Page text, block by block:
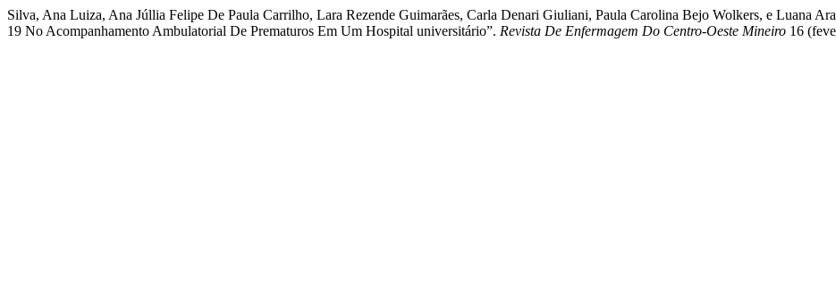
Silva, Ana Luiza, Ana Júllia Felipe De Paula Carrilho, Lara Rezende Guimarães, Carla Denari Giuliani, Paula Carolina Bejo Wolkers, e Luana
19 No Acompanhamento Ambulatorial De Prematuros Em Um Hospital universitário”. Revista De Enfermagem Do Centro-Oeste Mineiro 16